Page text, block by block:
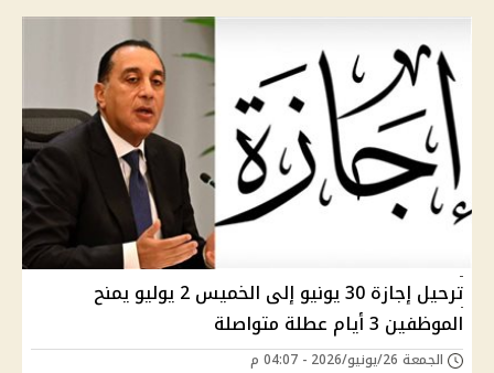
ترحيل إجازة 30 يونيو إلى الخميس 2 يوليو يمنح
الموظفين 3 أيام عطلة متواصلة
الجمعة 26/يونيو/2026 - 04:07 م